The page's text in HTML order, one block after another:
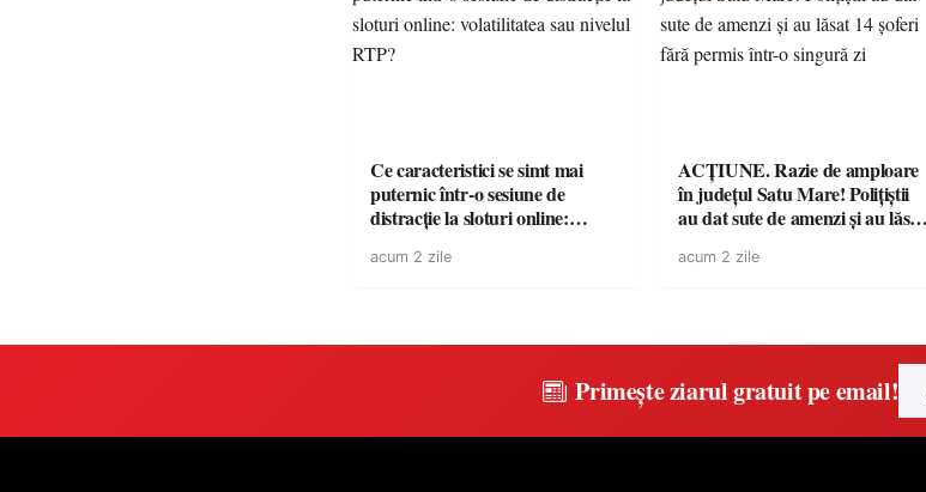
Ce caracteristici se simt mai
puternic într-o sesiune de
distracție la sloturi online:
acum 2 zile
ACȚIUNE. Razie de amploare
în județul Satu Mare! Polițiștii
au dat sute de amenzi și au lăsat
singură zi
acum 2 zile
Primește ziarul gratuit pe email!